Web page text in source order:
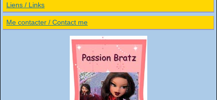
Liens / Links
Me contacter / Contact me